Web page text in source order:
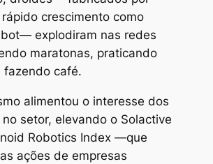
crescimento como
explodiram nas redes
maratonas, praticando
fazendo café.
alimentou o interesse dos
setor, elevando o Solactive
Robotics Index —que
ações de empresas